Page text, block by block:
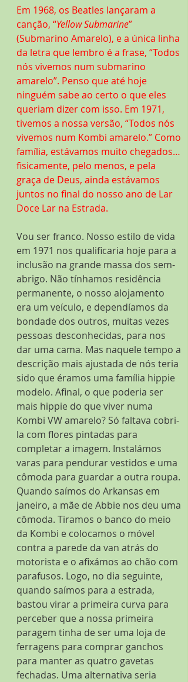
Em 1968, os Beatles lançaram a
canção, “Yellow Submarine”
(Submarino Amarelo), e a única linha
da letra que lembro é a frase, “Todos
nós vivemos num submarino
amarelo”. Penso que até hoje
ninguém sabe ao certo o que eles
queriam dizer com isso. Em 1971,
tivemos a nossa versão, “Todos nós
vivemos num Kombi amarelo.” Como
família, estávamos muito chegados…
fisicamente, pelo menos, e pela
graça de Deus, ainda estávamos
juntos no final do nosso ano de Lar
Doce Lar na Estrada.
Vou ser franco. Nosso estilo de vida
em 1971 nos qualificaria hoje para a
inclusão na grande massa dos sem-
abrigo. Não tínhamos residência
permanente, o nosso alojamento
era um veículo, e dependíamos da
bondade dos outros, muitas vezes
pessoas desconhecidas, para nos
dar uma cama. Mas naquele tempo a
descrição mais ajustada de nós teria
sido que éramos uma família hippie
modelo. Afinal, o que poderia ser
mais hippie do que viver numa
Kombi VW amarelo? Só faltava cobri-
la com flores pintadas para
completar a imagem. Instalámos
varas para pendurar vestidos e uma
cômoda para guardar a outra roupa.
Quando saímos do Arkansas em
janeiro, a mãe de Abbie nos deu uma
cômoda. Tiramos o banco do meio
da Kombi e colocamos o móvel
contra a parede da van atrás do
motorista e o afixámos ao chão com
parafusos. Logo, no dia seguinte,
quando saímos para a estrada,
bastou virar a primeira curva para
perceber que a nossa primeira
paragem tinha de ser uma loja de
ferragens para comprar ganchos
para manter as quatro gavetas
fechadas. Uma alternativa seria